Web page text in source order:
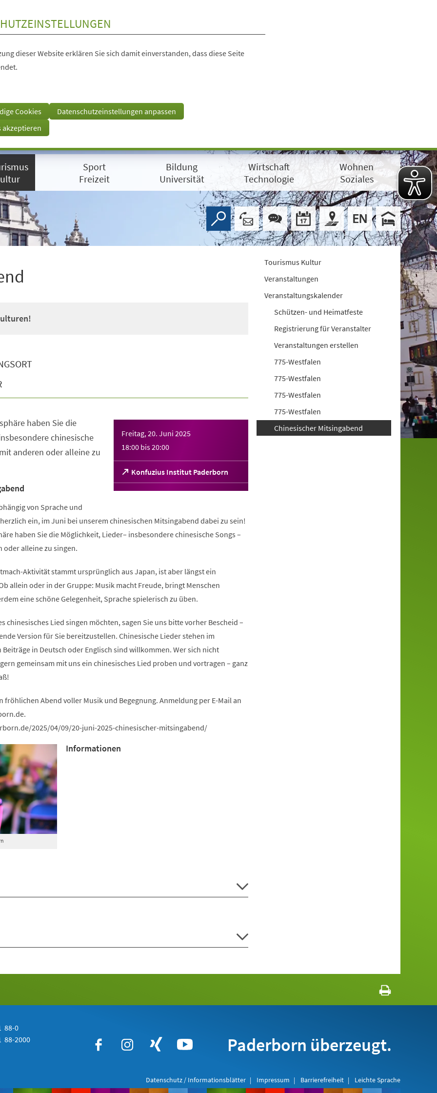
dieser Website erklären Sie sich damit einverstanden, dass diese Seite
Cookies
Datenschutzeinstellungen anpassen
akzeptieren
Sport
Freizeit
Bildung
Universität
Wirtschaft
Technologie
Wohnen
Soziales
Freitag, 20. Juni 2025
18:00 bis20:00
Konfuzius Institut Paderborn
(Öffnet
in
einem
haben Sie die
chinesische
anderen oder alleine zu
von Sprache und
ein, im Juni bei unserem chinesischen Mitsingabend dabei zu sein!
haben Sie die Möglichkeit, Lieder– insbesondere chinesische Songs –
oder alleine zu singen.
Aktivität stammt ursprünglich aus Japan, ist aber längst ein
allein oder in der Gruppe: Musik macht Freude, bringt Menschen
eine schöne Gelegenheit, Sprache spielerisch zu üben.
chinesisches Lied singen möchten, sagen Sie uns bitte vorher Bescheid –
Version für Sie bereitzustellen. Chinesische Lieder stehen im
in Deutsch oder Englisch sind willkommen. Wer sich nicht
gemeinsam mit uns ein chinesisches Lied proben und vortragen – ganz
fröhlichen Abend voller Musik und Begegnung. Anmeldung per E-Mail an
de.
2025/04/09/20-juni-2025-chinesischer-mitsingabend/
Informationen
Tourismus Kultur
Veranstaltungen
Veranstaltungskalender
Schützen- und Heimatfeste
Registrierung für Veranstalter
Veranstaltungen erstellen
775-Westfalen
775-Westfalen
775-Westfalen
775-Westfalen
Chinesischer Mitsingabend
88-0
88-2000 Paderborn überzeugt.
Datenschutz / Informationsblätter Impressum Barrierefreiheit Leichte Sprache